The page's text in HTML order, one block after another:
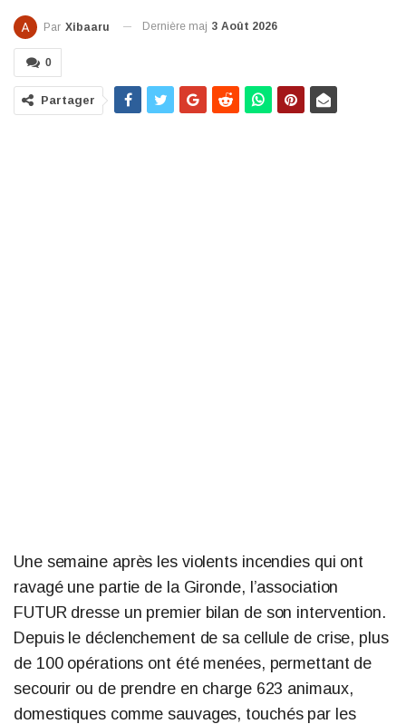
Par Xibaaru Dernière maj 3 Août 2026
0
Partager
Une semaine après les violents incendies qui ont
ravagé une partie de la Gironde, l’association
FUTUR dresse un premier bilan de son intervention.
Depuis le déclenchement de sa cellule de crise, plus
de 100 opérations ont été menées, permettant de
secourir ou de prendre en charge 623 animaux,
domestiques comme sauvages, touchés par les